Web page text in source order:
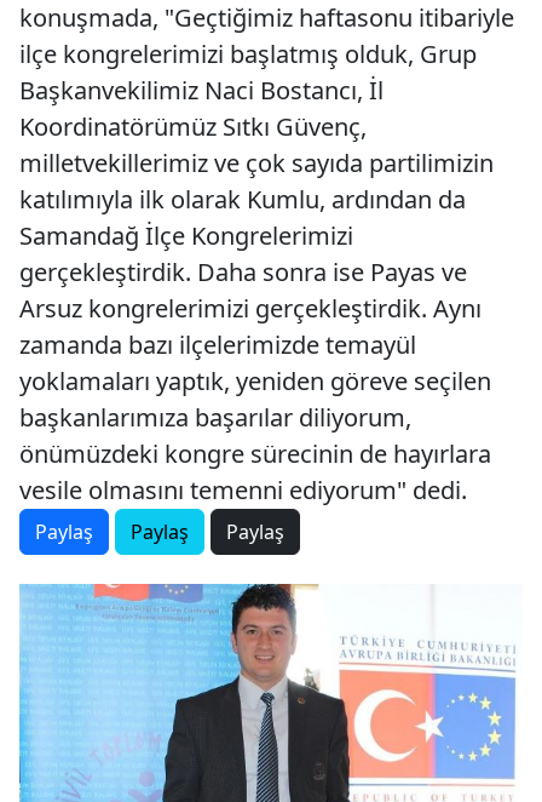
konuşmada, "Geçtiğimiz haftasonu itibariyle
ilçe kongrelerimizi başlatmış olduk, Grup
Başkanvekilimiz Naci Bostancı, İl
Koordinatörümüz Sıtkı Güvenç,
milletvekillerimiz ve çok sayıda partilimizin
katılımıyla ilk olarak Kumlu, ardından da
Samandağ İlçe Kongrelerimizi
gerçekleştirdik. Daha sonra ise Payas ve
Arsuz kongrelerimizi gerçekleştirdik. Aynı
zamanda bazı ilçelerimizde temayül
yoklamaları yaptık, yeniden göreve seçilen
başkanlarımıza başarılar diliyorum,
önümüzdeki kongre sürecinin de hayırlara
vesile olmasını temenni ediyorum" dedi.
Paylaş Paylaş Paylaş